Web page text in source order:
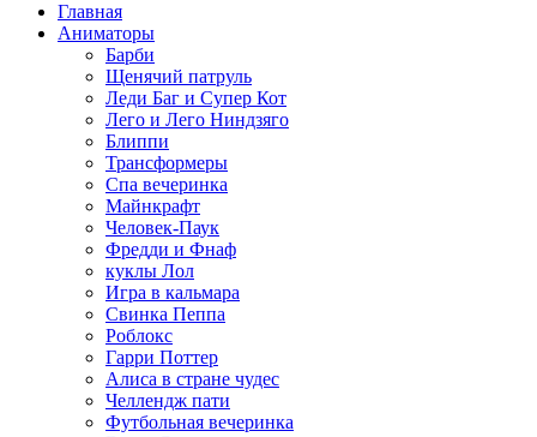
Главная
Аниматоры
Барби
Щенячий патруль
Леди Баг и Супер Кот
Лего и Лего Ниндзяго
Блиппи
Трансформеры
Спа вечеринка
Майнкрафт
Человек-Паук
Фредди и Фнаф
куклы Лол
Игра в кальмара
Свинка Пеппа
Роблокс
Гарри Поттер
Алиса в стране чудес
Челлендж пати
Футбольная вечеринка